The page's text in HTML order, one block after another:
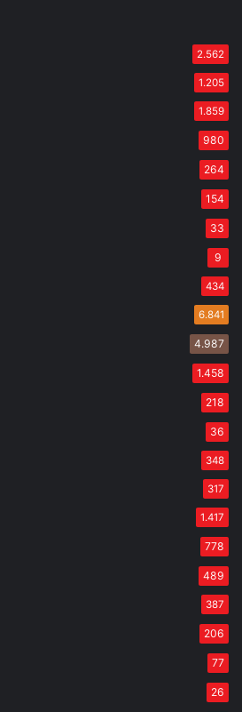
2.562
1.205
1.859
980
264
154
33
9
434
6.841
4.987
1.458
218
36
348
317
1.417
778
489
387
206
77
26